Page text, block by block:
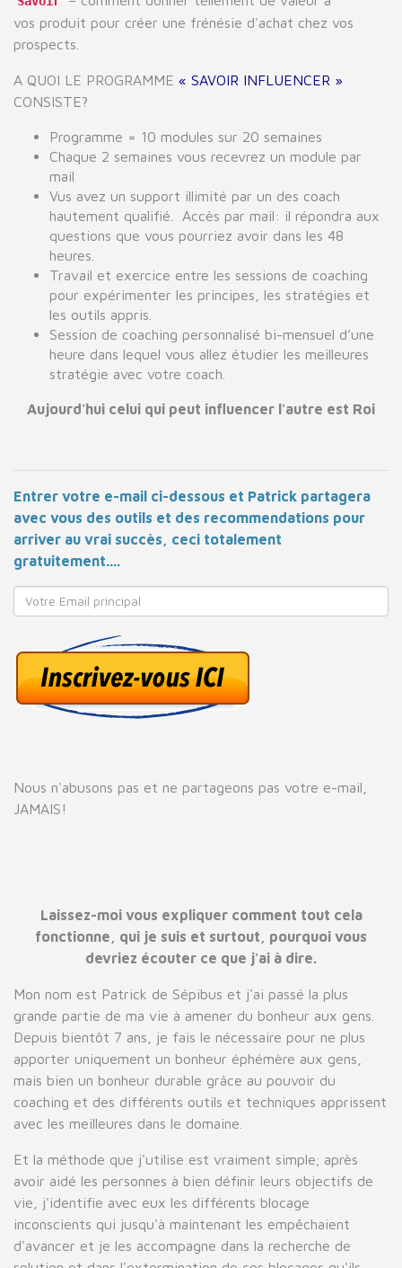
vos produit pour créer une frénésie d'achat chez vos
prospects.
A QUOI LE PROGRAMME « SAVOIR INFLUENCER »
CONSISTE?
Programme = 10 modules sur 20 semaines
Chaque 2 semaines vous recevrez un module par
mail
Vus avez un support illimité par un des coach
hautement qualifié. Accès par mail: il répondra aux
questions que vous pourriez avoir dans les 48
heures.
Travail et exercice entre les sessions de coaching
pour expérimenter les principes, les stratégies et
les outils appris.
Session de coaching personnalisé bi-mensuel d’une
heure dans lequel vous allez étudier les meilleures
stratégie avec votre coach.
Aujourd'hui celui qui peut influencer l'autre est Roi
Entrer votre e-mail ci-dessous et Patrick partagera
avec vous des outils et des recommendations pour
arriver au vrai succès, ceci totalement
gratuitement....
Nous n'abusons pas et ne partageons pas votre e-mail,
JAMAIS!
Laissez-moi vous expliquer comment tout cela
fonctionne, qui je suis et surtout, pourquoi vous
devriez écouter ce que j'ai à dire.
Mon nom est Patrick de Sépibus et j'ai passé la plus
grande partie de ma vie à amener du bonheur aux gens.
Depuis bientôt 7 ans, je fais le nécessaire pour ne plus
apporter uniquement un bonheur éphémère aux gens,
mais bien un bonheur durable grâce au pouvoir du
coaching et des différents outils et techniques apprissent
avec les meilleures dans le domaine.
Et la méthode que j'utilise est vraiment simple; après
avoir aidé les personnes à bien définir leurs objectifs de
vie, j'identifie avec eux les différents blocage
inconscients qui jusqu'à maintenant les empêchaient
d'avancer et je les accompagne dans la recherche de